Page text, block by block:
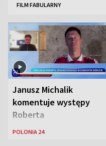
FILM FABULARNY
Janusz Michalik
komentuje występy
Roberta
Lewandowskiego w
POLONIA 24